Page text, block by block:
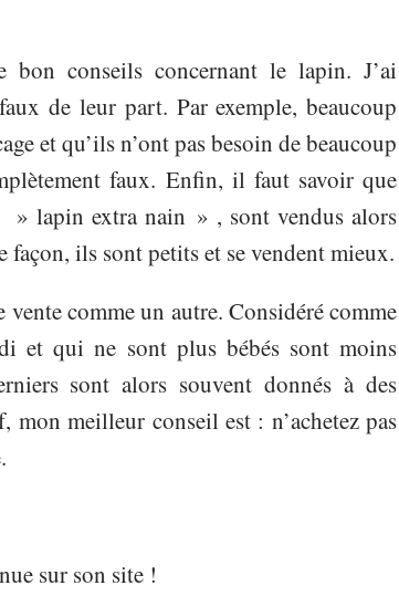
bon conseils concernant le lapin. J’ai
de leur part. Par exemple, beaucoup
et qu’ils n’ont pas besoin de beaucoup
faux. Enfin, il faut savoir que
» lapin extra nain » , sont vendus alors
façon, ils sont petits et se vendent mieux.
comme un autre. Considéré comme
et qui ne sont plus bébés sont moins
sont alors souvent donnés à des
meilleur conseil est : n’achetez pas
sur son site !